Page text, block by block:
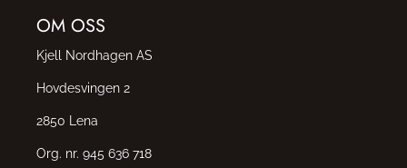
OM OSS
Kjell Nordhagen AS
Hovdesvingen 2
2850 Lena
Org. nr. 945 636 718